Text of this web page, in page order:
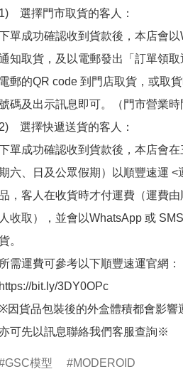
1)　選擇門市取貨的客人：
單成功確認收到貨款後，本店會
知取貨，及以電郵發出「訂單領
電郵的QR code 到門店取貨，或取
碼及出示訊息即可。（門市營業時
2)　選擇快遞送貨的客人：
單成功確認收到貨款後，本店會
六、日及公眾假期）以順豐速運 <
，客人在收貨時才付運費（運費
人收取），並會以WhatsApp 或
。
所需運費可參考以下順豐速運官網：
https://bit.ly/3DY0OPc
※因貨品包裝後的外盒體積都會影響
可先以訊息聯絡我們客服查詢※
GSC模型 MODEROID